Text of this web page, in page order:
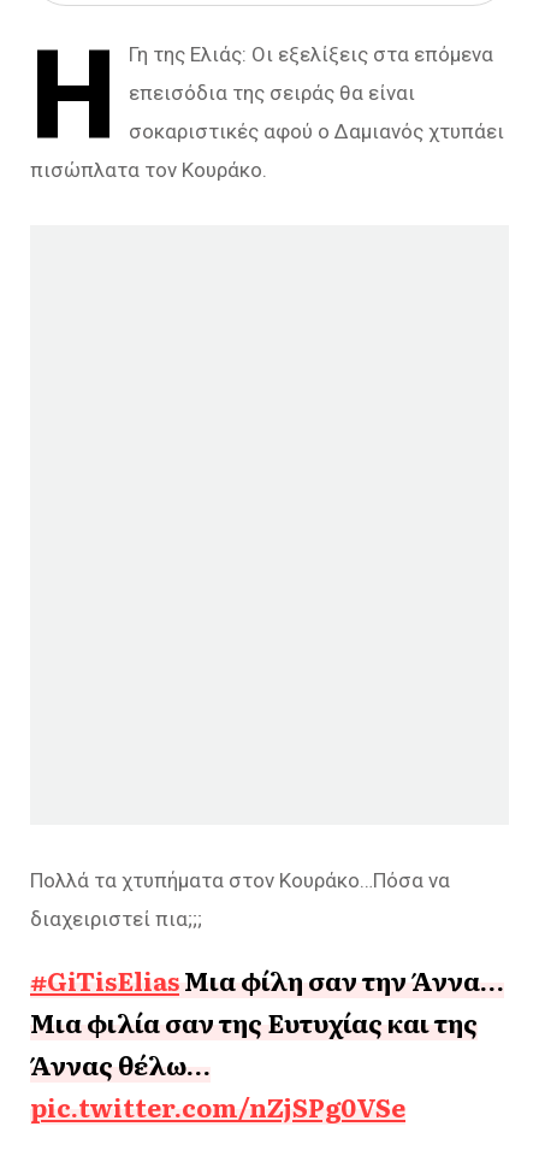
Η
Γη της Ελιάς: Οι εξελίξεις στα επόμενα
επεισόδια της σειράς θα είναι
σοκαριστικές αφού ο Δαμιανός χτυπάει
πισώπλατα τον Κουράκο.
Πολλά τα χτυπήματα στον Κουράκο…Πόσα να
διαχειριστεί πια;;;
#GiTisEliasΜια φίλη σαν την Άννα…
Μια φιλία σαν της Ευτυχίας και της
Άννας θέλω…
pic.twitter.com/nZjSPg0VSe